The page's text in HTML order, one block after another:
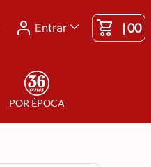
Entrar |00
POR ÉPOCA